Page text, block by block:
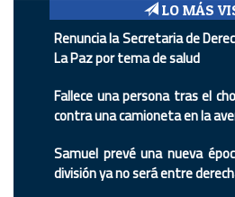
LO MÁS
Renuncia la Secretaria de
La Paz por tema de salud
Fallece una persona tras el
contra una camioneta en la
Samuel prevé una nueva
división ya no será entre